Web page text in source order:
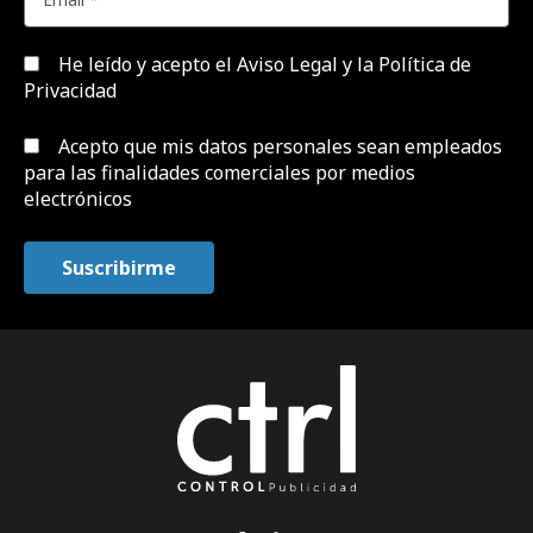
He leído y acepto el Aviso Legal y la Política de
Privacidad
Acepto que mis datos personales sean empleados
para las finalidades comerciales por medios
electrónicos